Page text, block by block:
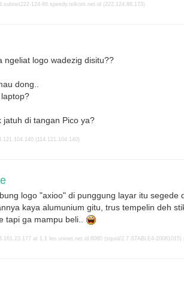
124-86.speedy.telkom.net.id (222.124.86.173)
ngeliat logo wadezig disitu??
dong..
jatuh di tangan Pico ya?
(114.121.104.140)
logo "axioo" di punggung layar itu segede
kaya alumunium gitu, trus tempelin deh
tapi ga mampu beli..
at 1.1 leo.uninet.net.id:8080 (squid/2.7.STABLE4-20081015)